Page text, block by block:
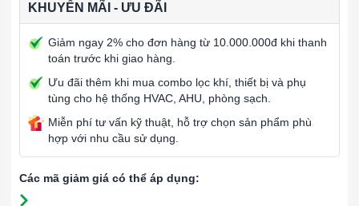
KHUYẾN MÃI - ƯU ĐÃI
Giảm ngay 2% cho đơn hàng từ 10.000.000đ khi thanh
toán trước khi giao hàng.
Ưu đãi thêm khi mua combo lọc khí, thiết bị và phụ
tùng cho hệ thống HVAC, AHU, phòng sạch.
Miễn phí tư vấn kỹ thuật, hỗ trợ chọn sản phẩm phù
hợp với nhu cầu sử dụng.
Các mã giảm giá có thể áp dụng: